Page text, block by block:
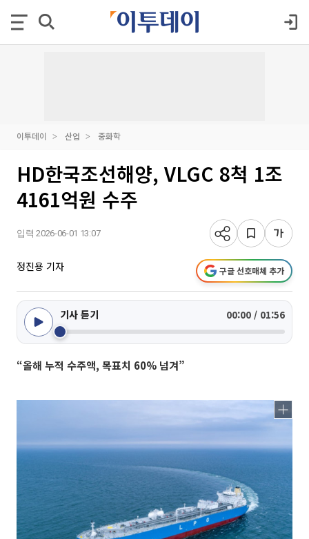
이투데이 산업 중화학
HD한국조선해양, VLGC 8척 1조
4161억원 수주
입력 2026-06-01 13:07
정진용 기자 구글 선호매체 추가
기사 듣기 00:00 / 01:56
“올해 누적 수주액, 목표치 60% 넘겨”